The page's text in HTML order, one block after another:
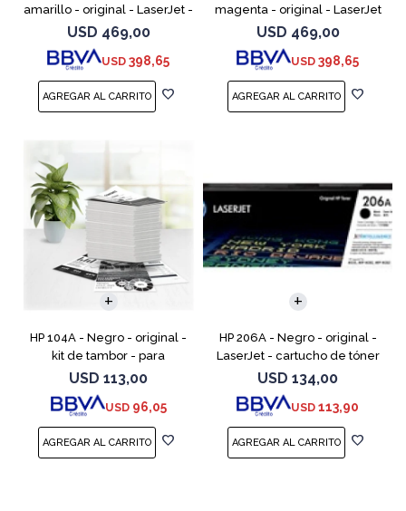
amarillo - original - LaserJet -
cartucho de tóner (W2022X) -
para Color LaserJet
Enterprise M455,
USD 469,00
USD 398,65
magenta - original - LaserJet
- cartucho de tóner (W2023X)
- para Color LaserJet
Enterprise M455, M
USD 469,00
USD 398,65
HP 104A - Negro - original -
kit de tambor - para
Neverstop Laser 1000a,
1000n, 1000w, MFP 1200a, MFP
1200n, MFP 1200nw, MFP 120
USD 113,00
USD 96,05
HP 206A - Negro - original -
LaserJet - cartucho de tóner
(W2110A) - para Color
LaserJet Pro M255, M283, MFP
M282, MFP M283
USD 134,00
USD 113,90